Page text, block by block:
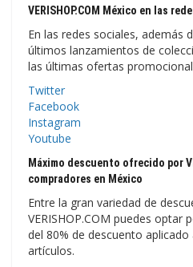
VERISHOP.COM México en las
En las redes sociales, además
últimos lanzamientos de
las últimas ofertas
Twitter
Facebook
Instagram
Youtube
Máximo descuento ofrecido por
compradores en México
Entre la gran variedad de
VERISHOP.COM puedes optar
del 80% de descuento
artículos.